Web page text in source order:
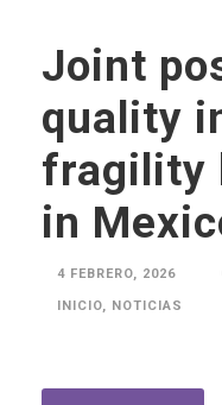
Joint
quality
fragility
in
4 FEBRERO, 2026
INICIO, NOTICIAS